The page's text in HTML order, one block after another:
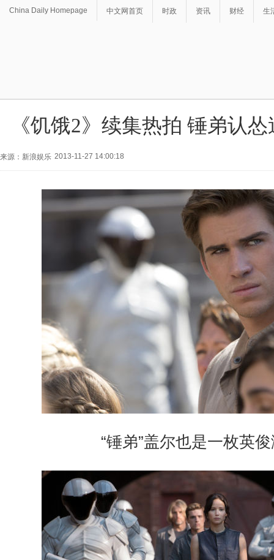
China Daily Homepage 中文网首页 时政 资讯 财经 生
《饥饿2》续集热拍 锤弟认
来源：新浪娱乐 2013-11-27 14:00:18
“锤弟”盖尔也是一枚英俊